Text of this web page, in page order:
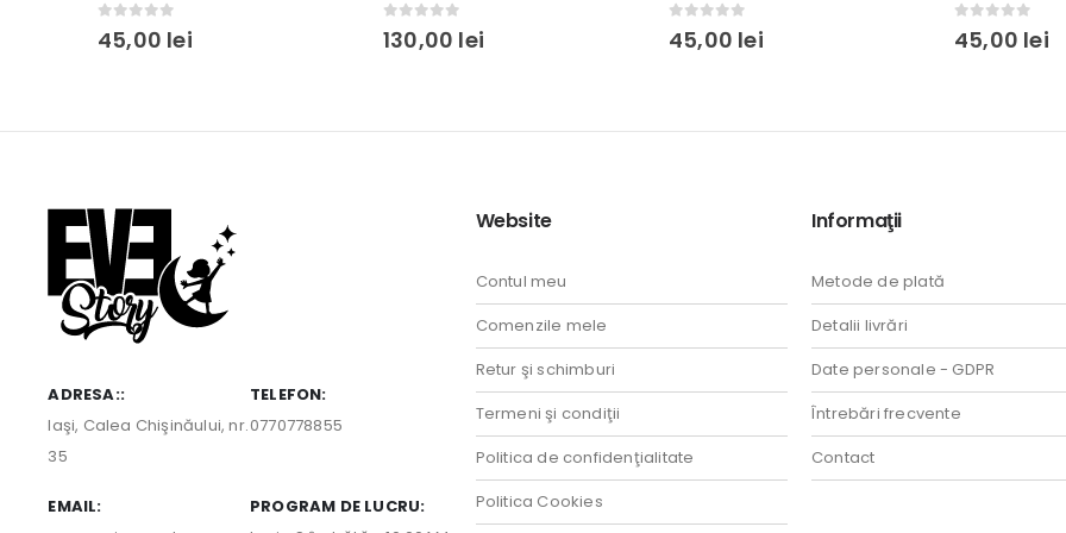
out of 5
130,00lei 0out of 5
45,00 lei out of 5
45,00 lei out of 5
45,00 lei
ADRESA::
Iaşi, Calea Chişinăului, nr.
35
TELEFON:
0770778855
EMAIL:
PROGRAM DE LUCRU:
Website
Contul meu
Comenzile mele
Retur şi schimburi
Termeni şi condiţii
Politica de confidenţialitate
Politica Cookies
Informaţii
Metode de plată
Detalii livrări
Date personale - GDPR
Întrebări frecvente
Contact